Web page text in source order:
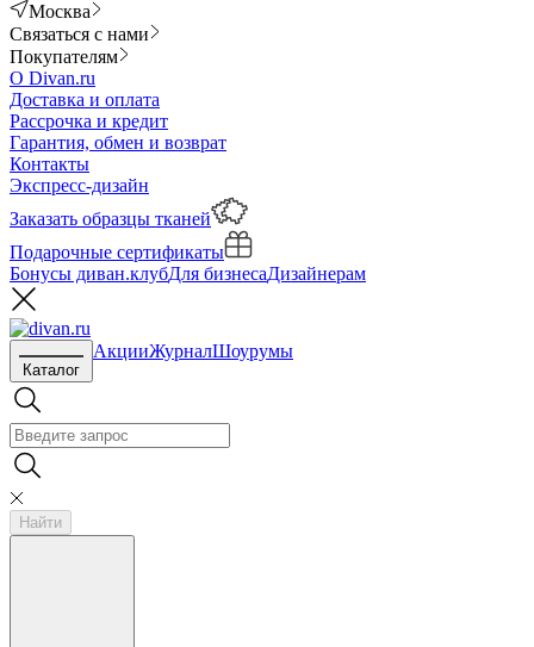
Москва
Связаться с нами
Покупателям
О Divan.ru
Доставка и оплата
Рассрочка и кредит
Гарантия, обмен и возврат
Контакты
Экспресс-дизайн
Заказать образцы тканей
Подарочные сертификаты
Бонусы диван.клубДля бизнесаДизайнерам
Каталог
АкцииЖурналШоурумы
Найти